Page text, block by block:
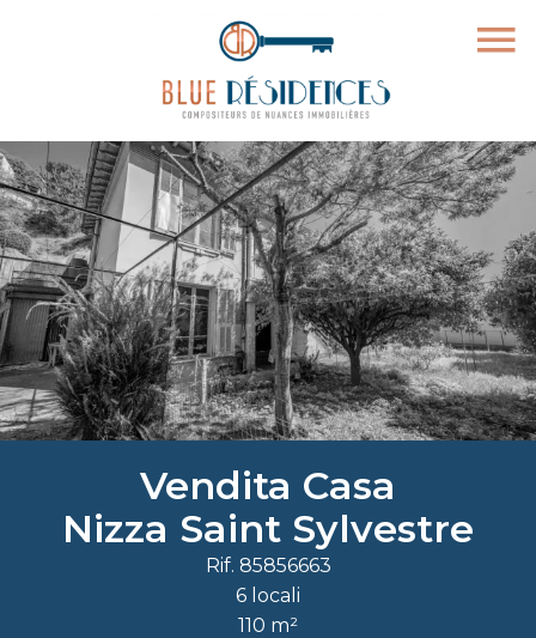
Vendita Casa
Nizza Saint Sylvestre
Rif. 85856663
6 locali
110 m²